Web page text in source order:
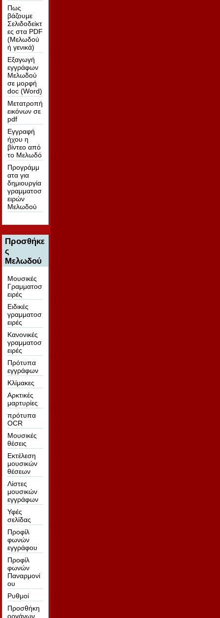
Πως
βάζουμε
Σελιδοδείκτ
ες στα PDF
(Μελωδού
ή γενικά)
Εξαγωγή
εγγράφων
Μελωδού
σε μορφή
doc (Word)
Μετατροπή
εικόνων σε
pdf
Εγγραφή
ήχου η
βίντεο από
το Μελωδό
Προγράμμ
ατα για
δημιουργία
γραμματοσ
ειρών
Μελωδού
Προσθήκε
ς
Μελωδού
Μουσικές
Γραμματοσ
ειρές
Ειδικές
γραμματοσ
ειρές
Κανονικές
γραμματοσ
ειρές
Πρότυπα
εγγράφων
Κλίμακες
Αρκτικές
μαρτυρίες
πρότυπα
OCR
Μουσικές
θέσεις
Εκτέλεση
μουσικών
θέσεων
Λίστες
μουσικών
εγγράφων
Υφές
σελίδας
Προφίλ
φωνών
εγγράφου
Προφίλ
φωνών
Παναρμονί
ου
Ρυθμοί
Προσθήκη
οργάνων